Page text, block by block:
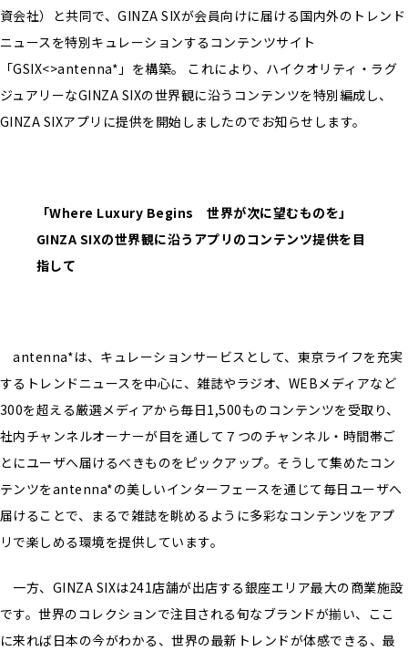
資会社）と共同で、GINZA SIXが会員向けに届ける国内外のトレンド
ニュースを特別キュレーションするコンテンツサイト
「GSIX<>antenna*」を構築。 これにより、ハイクオリティ・ラグ
ジュアリーなGINZA SIXの世界観に沿うコンテンツを特別編成し、
GINZA SIXアプリに提供を開始しましたのでお知らせします。
「Where Luxury Begins 世界が次に望むものを」
GINZA SIXの世界観に沿うアプリのコンテンツ提供を目
指して
antenna*は、キュレーションサービスとして、東京ライフを充実
するトレンドニュースを中心に、雑誌やラジオ、WEBメディアなど
300を超える厳選メディアから毎日1,500ものコンテンツを受取り、
社内チャンネルオーナーが目を通して７つのチャンネル・時間帯ご
とにユーザへ届けるべきものをピックアップ。そうして集めたコン
テンツをantenna*の美しいインターフェースを通じて毎日ユーザへ
届けることで、まるで雑誌を眺めるように多彩なコンテンツをアプ
リで楽しめる環境を提供しています。
一方、GINZA SIXは241店舗が出店する銀座エリア最大の商業施設
です。世界のコレクションで注目される旬なブランドが揃い、ここ
に来れば日本の今がわかる、世界の最新トレンドが体感できる、最